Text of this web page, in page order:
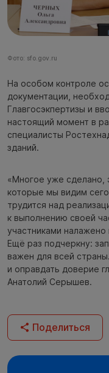
Фото: sfo.gov.ru
На особом контроле
документации,
Главгосэкпертизы и
настоящий момент в
специалисты
зданий.
«Многое уже сделано,
которые мы видим
трудится над
к выполнению своей
участниками
Ещё раз подчеркну:
важен для всей
и оправдать доверие
Анатолий Серышев.
Поделиться